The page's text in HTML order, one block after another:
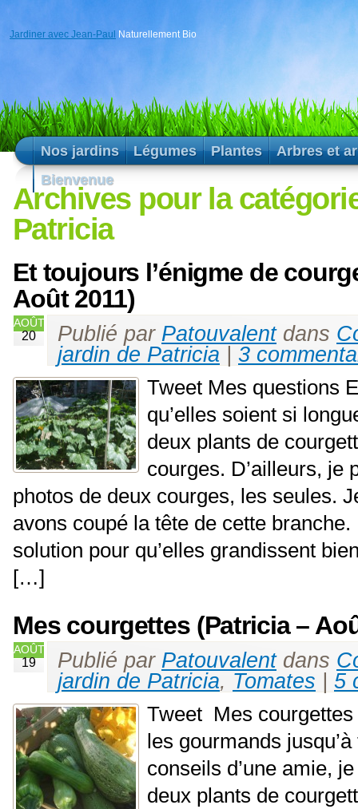
Jardiner avec Jean-Paul Naturellement Bio
Nos jardins Légumes Plantes
Arbres et
Bienvenue
Archives pour la
Patricia
Et toujours l’énigme de
Août 2011)
AOÛT
20 Publié par Patouvalentdans
jardin de Patricia
3
Tweet Mes questions
qu’elles soient si
deux plants de
courges. D’ailleurs, je
photos de deux courges, les seules.
avons coupé la tête de cette
solution pour qu’elles grandissent
[…]
Mes courgettes (Patricia –
AOÛT
19 Publié par Patouvalentdans
jardin de Patricia, Tomates
5
Tweet Mes
les gourmands
conseils d’une amie,
deux plants de